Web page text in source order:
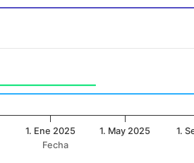
Fecha
1. Ene 2025 1. May 2025 1.